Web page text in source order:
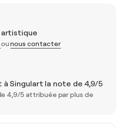
artistique
ounous contacter
Singulart la note de 4,9/5
4,9/5 attribuée par plus de